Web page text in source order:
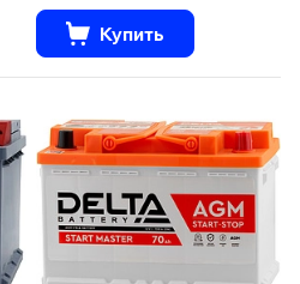
Купить